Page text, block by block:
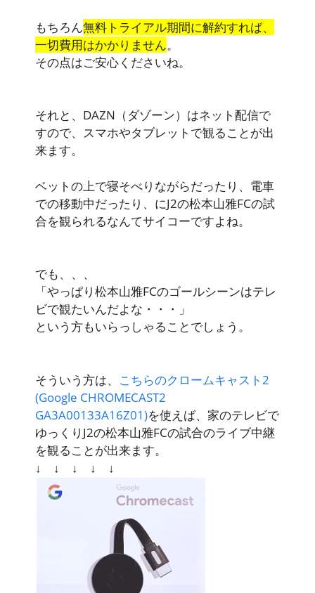
もちろん無料トライアル期間に解約すれば、
一切費用はかかりません。
その点はご安心くださいね。
それと、DAZN（ダゾーン）はネット配信で
すので、スマホやタブレットで観ることが出
来ます。
ベットの上で寝そべりながらだったり、電車
での移動中だったり、にJ2の松本山雅FCの試
合を観られるなんてサイコーですよね。
でも、、、
「やっぱり松本山雅FCのゴールシーンはテレ
ビで観たいんだよな・・・」
という方もいらっしゃることでしょう。
そういう方は、 こちらのクロームキャスト2
(Google CHROMECAST2
GA3A00133A16Z01)を使えば、家のテレビで
ゆっくりJ2の松本山雅FCの試合のライブ中継
を観ることが出来ます。
↓ ↓ ↓ ↓ ↓